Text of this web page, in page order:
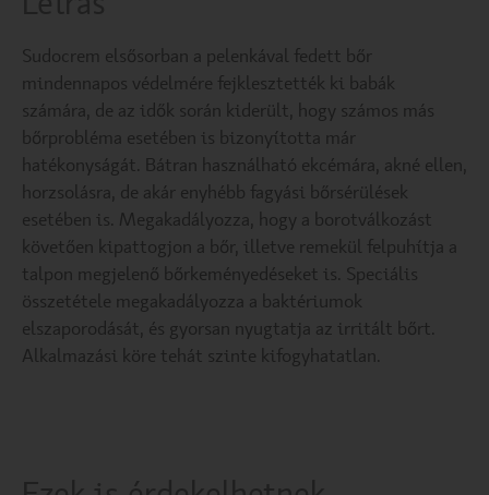
Sudocrem elsősorban a pelenkával fedett bőr
mindennapos védelmére fejklesztették ki babák
számára, de az idők során kiderült, hogy számos más
bőrprobléma esetében is bizonyította már
hatékonyságát. Bátran használható ekcémára, akné ellen,
horzsolásra, de akár enyhébb fagyási bőrsérülések
esetében is. Megakadályozza, hogy a borotválkozást
követően kipattogjon a bőr, illetve remekül felpuhítja a
talpon megjelenő bőrkeményedéseket is. Speciális
összetétele megakadályozza a baktériumok
elszaporodását, és gyorsan nyugtatja az irritált bőrt.
Alkalmazási köre tehát szinte kifogyhatatlan.